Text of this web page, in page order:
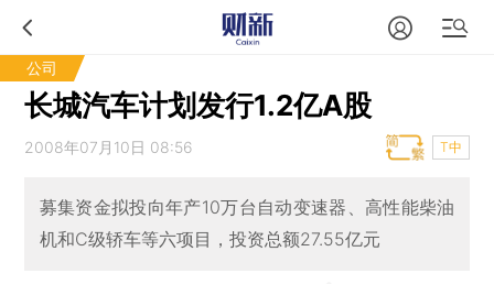
公司
长城汽车计划发行1.2亿A股
2008年07月10日 08:56 T中
募集资金拟投向年产10万台自动变速器、高性能柴油
机和C级轿车等六项目，投资总额27.55亿元